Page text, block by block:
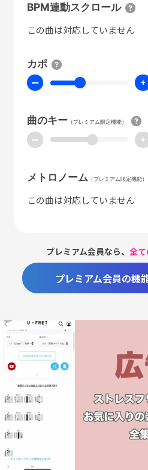
BPM連動スクロール
この曲は対応していません
カポ
ー +
曲のキー（プレミアム限定機能）
ー +
メトロノーム （プレミアム限定機能）
この曲は対応していません
プレミアム会員なら、全
プレミアム会員の機